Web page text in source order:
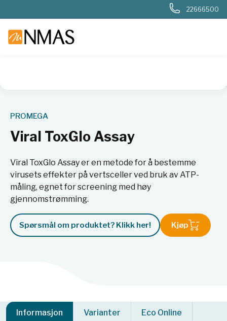
22666500
PROMEGA
Viral ToxGlo Assay
Viral ToxGlo Assay er en metode for å bestemme
virusets effekter på vertsceller ved bruk av ATP-
måling, egnet for screening med høy
gjennomstrømming.
Spørsmål om produktet? Klikk her! Kjøp
Informasjon Varianter Eco Online